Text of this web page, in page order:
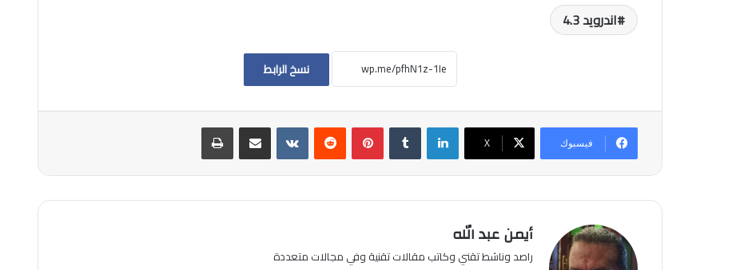
اندرويد 4.3
نسخ الرابط
فيسبوك ‫X
لينكدإن بينتيريست مشاركة عبر البريد طباعة
أيمن عبد الله
راصد وناشط تقني وكاتب مقالات تقنية وفي مجالات متعددة